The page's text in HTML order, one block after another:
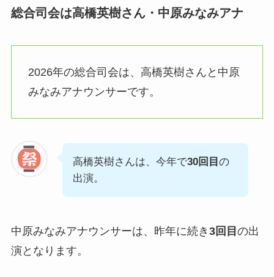
総合司会は高橋英樹さん・中原みなみアナ
2026年の総合司会は、高橋英樹さんと中原
みなみアナウンサーです。
高橋英樹さんは、今年で30回目 の
出演。
中原みなみアナウンサーは、昨年に続き 3回目 の出
演となります。